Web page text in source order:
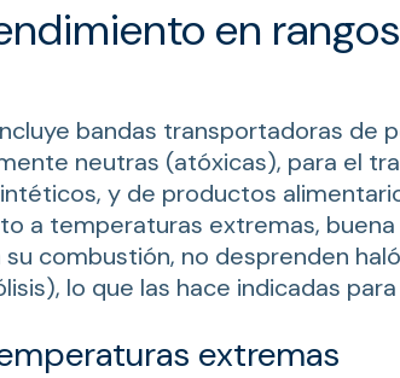
en
bandas transportadoras de
neutras (atóxicas), para el
y de productos
a temperaturas extremas, buena
su combustión, no desprenden
lo que las hace indicadas
extremas